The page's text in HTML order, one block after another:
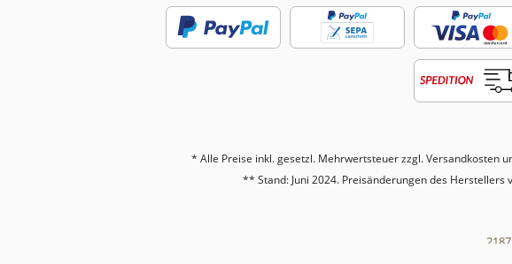
* Alle Preise inkl. gesetzl. Mehrwertsteuer zzgl.Versandkosten
** Stand: Juni 2024. Preisänderungen des
2187